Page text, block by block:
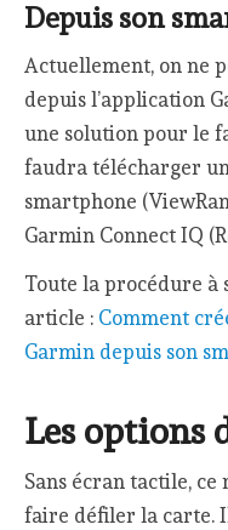
Depuis son
Actuellement, on ne
depuis l’application
une solution pour le
faudra télécharger
smartphone
Garmin Connect IQ
Toute la procédure à
article : Comment
Garmin depuis son
Les options
Sans écran tactile, ce
faire défiler la carte.